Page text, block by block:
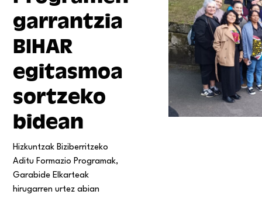
garrantzia
BIHAR
egitasmoa
sortzeko
bidean
Hizkuntzak Biziberritzeko
Aditu Formazio Programak,
Garabide Elkarteak
hirugarren urtez abian